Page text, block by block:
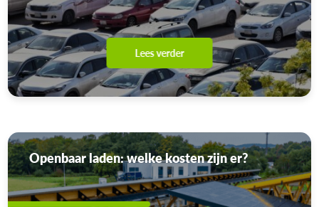
Lees verder
Openbaar laden: welke kosten zijn er?